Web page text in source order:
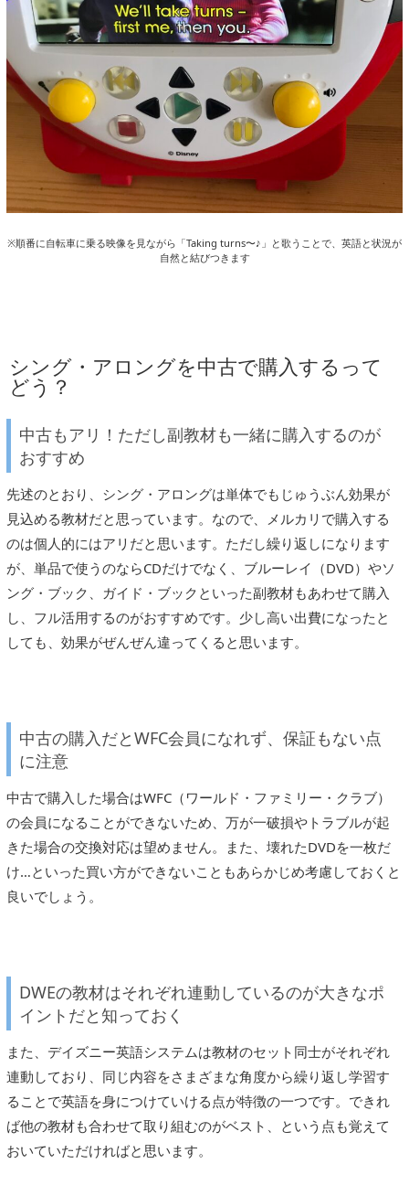
※順番に自転車に乗る映像を見ながら「Taking turns〜♪」と歌うことで、英語と状況が
自然と結びつきます
シング・アロングを中古で購入するって
どう？
中古もアリ！ただし副教材も一緒に購入するのが
おすすめ
先述のとおり、シング・アロングは単体でもじゅうぶん効果が
見込める教材だと思っています。なので、メルカリで購入する
のは個人的にはアリだと思います。ただし繰り返しになります
が、単品で使うのならCDだけでなく、ブルーレイ（DVD）やソ
ング・ブック、ガイド・ブックといった副教材もあわせて購入
し、フル活用するのがおすすめです。少し高い出費になったと
しても、効果がぜんぜん違ってくると思います。
中古の購入だとWFC会員になれず、保証もない点
に注意
中古で購入した場合はWFC（ワールド・ファミリー・クラブ）
の会員になることができないため、万が一破損やトラブルが起
きた場合の交換対応は望めません。また、壊れたDVDを一枚だ
け…といった買い方ができないこともあらかじめ考慮しておくと
良いでしょう。
DWEの教材はそれぞれ連動しているのが大きなポ
イントだと知っておく
また、デイズニー英語システムは教材のセット同士がそれぞれ
連動しており、同じ内容をさまざまな角度から繰り返し学習す
ることで英語を身につけていける点が特徴の一つです。できれ
ば他の教材も合わせて取り組むのがベスト、という点も覚えて
おいていただければと思います。